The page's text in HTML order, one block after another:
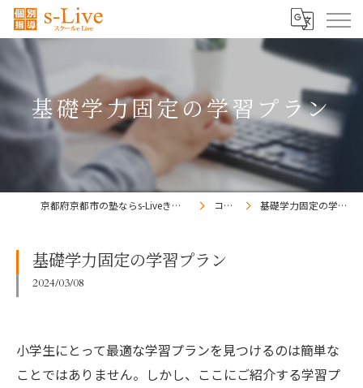
基礎学力固定の学習プラン
京都府京都市の塾ならs-Liveきょうと梅小路校 コラム 基礎学力固定の学習プラン
基礎学力固定の学習プラン
2024/03/08
小学生にとって最適な学習プランを見つけるのは簡単な
ことではありません。しかし、ここにご紹介する学習プ